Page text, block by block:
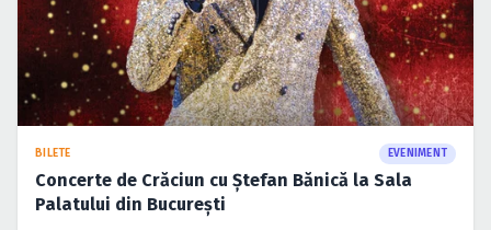
BILETE EVENIMENT
Concerte de Crăciun cu Ştefan Bănică la Sala
Palatului din Bucureşti